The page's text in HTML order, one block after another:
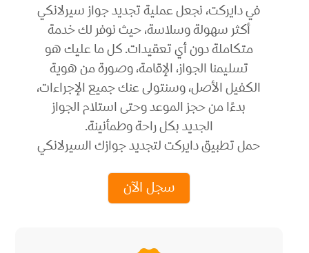
في دايركت، نجعل عملية تجديد جواز سيرلانكي
أكثر سهولة وسلاسة، حيث نوفر لك خدمة
متكاملة دون أي تعقيدات. كل ما عليك هو
تسليمنا الجواز، الإقامة، وصورة من هوية
الكفيل الأصل، وسنتولى عنك جميع الإجراءات،
بدءًا من حجز الموعد وحتى استلام الجواز
الجديد بكل راحة وطمأنينة.
حمل تطبيق دايركت لتجديد جوازك السيرلانكي
سجل الآن